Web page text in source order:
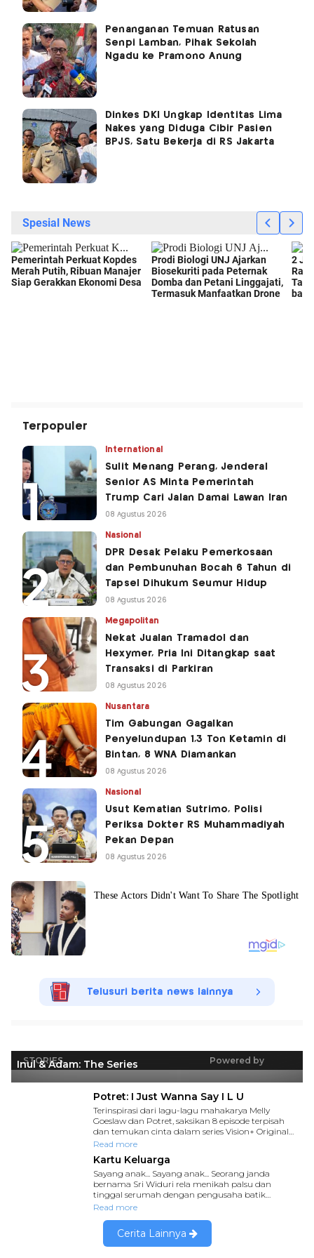
Penanganan Temuan Ratusan
Senpi Lamban, Pihak Sekolah
Ngadu ke Pramono Anung
Dinkes DKI Ungkap Identitas Lima
Nakes yang Diduga Cibir Pasien
BPJS, Satu Bekerja di RS Jakarta
Terpopuler
International
Sulit Menang Perang, Jenderal
Senior AS Minta Pemerintah
Trump Cari Jalan Damai Lawan Iran
08 Agustus 2026
Nasional
DPR Desak Pelaku Pemerkosaan
dan Pembunuhan Bocah 6 Tahun di
Tapsel Dihukum Seumur Hidup
08 Agustus 2026
Megapolitan
Nekat Jualan Tramadol dan
Hexymer, Pria Ini Ditangkap saat
Transaksi di Parkiran
08 Agustus 2026
Nusantara
Tim Gabungan Gagalkan
Penyelundupan 1,3 Ton Ketamin di
Bintan, 8 WNA Diamankan
08 Agustus 2026
Nasional
Usut Kematian Sutrimo, Polisi
Periksa Dokter RS Muhammadiyah
Pekan Depan
08 Agustus 2026
Telusuri berita news lainnya